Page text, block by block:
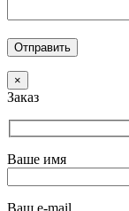
×
Заказ
Ваше имя
Ваш e-mail